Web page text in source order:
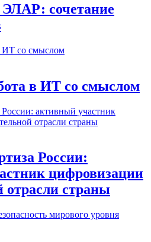
ЭЛАР: сочетание
в ИТ со смыслом
России:
цифровизации
отрасли страны